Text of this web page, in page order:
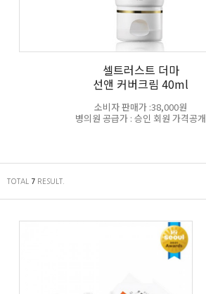
셀트러스트 더마
선앤 커버크림 40ml
소비자 판매가 :38,000원
병의원 공급가 : 승인 회원 가격공개
TOTAL 7 RESULT.